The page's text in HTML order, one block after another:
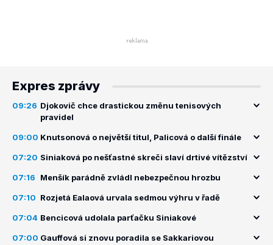
Expres zprávy
09:26 Djokovič chce drastickou změnu tenisových
pravidel
09:00 Knutsonová o největší titul, Palicová o další finále
07:20 Siniaková po nešťastné skreči slaví drtivé vítězství
07:16 Menšík parádně zvládl nebezpečnou hrozbu
07:10 Rozjetá Ealaová urvala sedmou výhru v řadě
07:04 Bencicová udolala parťačku Siniakové
07:00 Gauffová si znovu poradila se Sakkariovou